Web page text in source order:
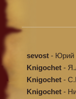
sevost - Юрий
пророк...
Knigochet -
Knigochet -
антиби...
Knigochet -